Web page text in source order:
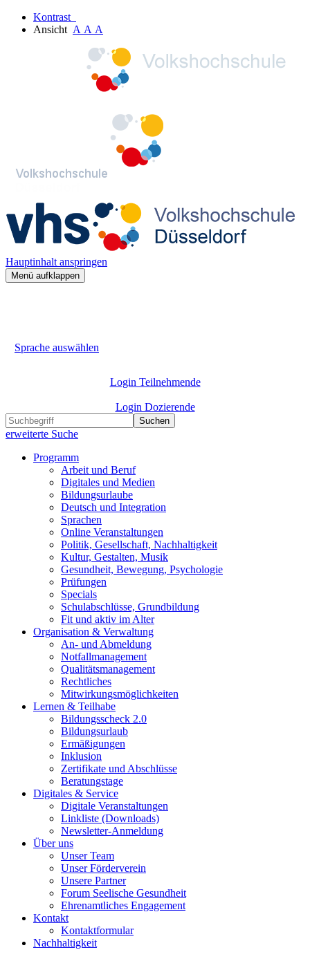
Kontrast
Ansicht A A A
Hauptinhalt anspringen
Menü aufklappen
Sprache auswählen
Login Teilnehmende
Login Dozierende
Suchen
erweiterte Suche
Programm
Arbeit und Beruf
Digitales und Medien
Bildungsurlaube
Deutsch und Integration
Sprachen
Online Veranstaltungen
Politik, Gesellschaft, Nachhaltigkeit
Kultur, Gestalten, Musik
Gesundheit, Bewegung, Psychologie
Prüfungen
Specials
Schulabschlüsse, Grundbildung
Fit und aktiv im Alter
Organisation & Verwaltung
An- und Abmeldung
Notfallmanagement
Qualitätsmanagement
Rechtliches
Mitwirkungsmöglichkeiten
Lernen & Teilhabe
Bildungsscheck 2.0
Bildungsurlaub
Ermäßigungen
Inklusion
Zertifikate und Abschlüsse
Beratungstage
Digitales & Service
Digitale Veranstaltungen
Linkliste (Downloads)
Newsletter-Anmeldung
Über uns
Unser Team
Unser Förderverein
Unsere Partner
Forum Seelische Gesundheit
Ehrenamtliches Engagement
Kontakt
Kontaktformular
Nachhaltigkeit